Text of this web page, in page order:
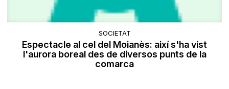
SOCIETAT
Espectacle al cel del Moianès: així s'ha vist
l'aurora boreal des de diversos punts de la
comarca